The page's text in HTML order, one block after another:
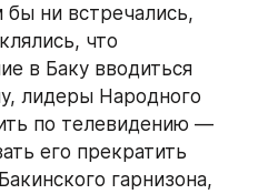
ни встречались,
что
в Баку вводиться
лидеры Народного
по телевидению —
его прекратить
гарнизона,